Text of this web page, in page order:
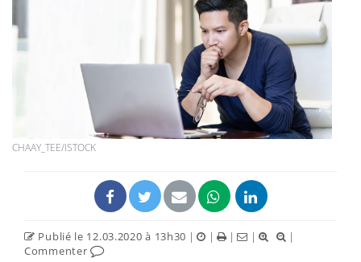
CHAAY_TEE/ISTOCK
Publié le 12.03.2020 à 13h30 | | | |
|
Commenter